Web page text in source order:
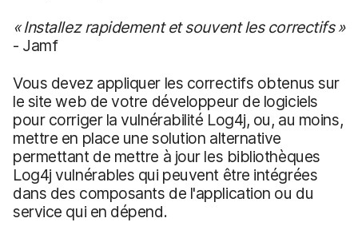
« Installez rapidement et souvent les correctifs »
- Jamf
Vous devez appliquer les correctifs obtenus sur
le site web de votre développeur de logiciels
pour corriger la vulnérabilité Log4j, ou, au moins,
mettre en place une solution alternative
permettant de mettre à jour les bibliothèques
Log4j vulnérables qui peuvent être intégrées
dans des composants de l'application ou du
service qui en dépend.